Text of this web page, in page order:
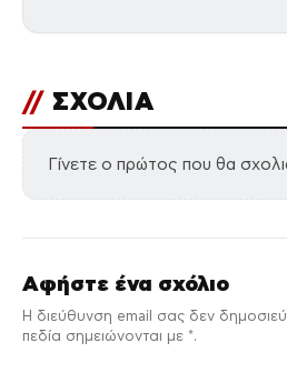
// ΣΧΟΛΙΑ
Γίνετε ο πρώτος που θα
Αφήστε ένα σχόλιο
Η διεύθυνση email σας δεν
πεδία σημειώνονται με *.